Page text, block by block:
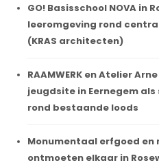
GO! Basisschool NOVA in
leeromgeving rond
(KRAS architecten)
RAAMWERK en Atelier
jeugdsite in Eernegem
rond bestaande loods
Monumentaal erfgoed en
ontmoeten elkaar in